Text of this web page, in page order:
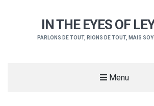
IN THE EYES OF
PARLONS DE TOUT, RIONS DE TOUT, MAIS
Menu